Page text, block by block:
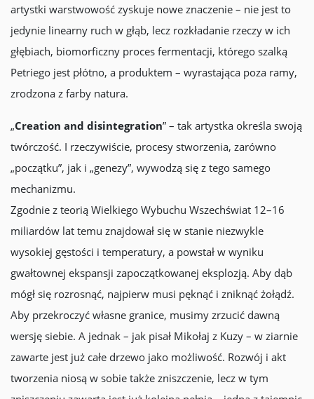
artystki warstwowość zyskuje nowe znaczenie – nie jest to
jedynie linearny ruch w głąb, lecz rozkładanie rzeczy w ich
głębiach, biomorficzny proces fermentacji, którego szalką
Petriego jest płótno, a produktem – wyrastająca poza ramy,
zrodzona z farby natura.
„Creation and disintegration” – tak artystka określa swoją
twórczość. I rzeczywiście, procesy stworzenia, zarówno
„początku”, jak i „genezy”, wywodzą się z tego samego
mechanizmu.
Zgodnie z teorią Wielkiego Wybuchu Wszechświat 12–16
miliardów lat temu znajdował się w stanie niezwykle
wysokiej gęstości i temperatury, a powstał w wyniku
gwałtownej ekspansji zapoczątkowanej eksplozją. Aby dąb
mógł się rozrosnąć, najpierw musi pęknąć i zniknąć żołądź.
Aby przekroczyć własne granice, musimy zrzucić dawną
wersję siebie. A jednak – jak pisał Mikołaj z Kuzy – w ziarnie
zawarte jest już całe drzewo jako możliwość. Rozwój i akt
tworzenia niosą w sobie także zniszczenie, lecz w tym